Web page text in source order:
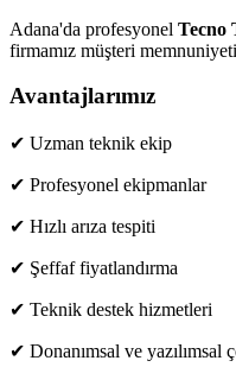
Adana'da profesyonel Tecno
firmamız müşteri
Avantajlarımız
✔ Uzman teknik ekip
✔ Profesyonel ekipmanlar
✔ Hızlı arıza tespiti
✔ Şeffaf fiyatlandırma
✔ Teknik destek hizmetleri
✔ Donanımsal ve yazılımsal